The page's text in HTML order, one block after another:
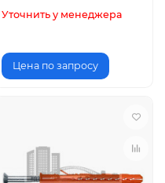
Уточнить у менеджера
Цена по запросу